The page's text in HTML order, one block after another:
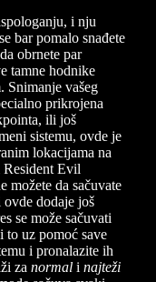
i nju
bar pomalo snađete
obrnete par
tamne hodnike
Snimanje vašeg
prikrojena
ili još
sistemu, ovde je
lokacijama na
Evil
možete da sačuvate
dodaje još
se može sačuvati
to uz pomoć save
i pronalazite ih
za normal i najteži